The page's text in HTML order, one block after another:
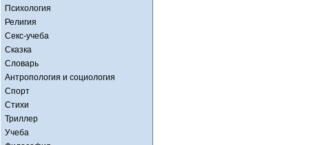
Психология
Религия
Секс-учеба
Сказка
Словарь
Антропология и социология
Спорт
Стихи
Триллер
Учеба